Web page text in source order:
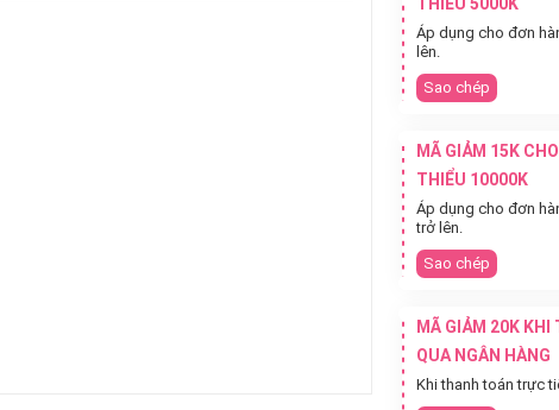
Áp dụng cho đơn
lên.
Sao chép
MÃ GIẢM 15K
THIỂU 10000K
Áp dụng cho đơn
trở lên.
Sao chép
MÃ GIẢM 20K KHI
QUA NGÂN HÀNG
Khi thanh toán trực